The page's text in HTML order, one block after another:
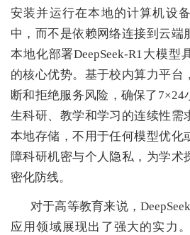
安装并运行在本地的计算机设
中，而不是依赖网络连接到云端
本地化部署DeepSeek-R1大模型
的核心优势。基于校内算力平台
断和拒绝服务风险，确保了
生科研、教学和学习的连续性需
本地存储，不用于任何模型优化
障科研机密与个人隐私，为学术
密化防线。
对于高等教育来说，
应用领域展现出了强大的实力